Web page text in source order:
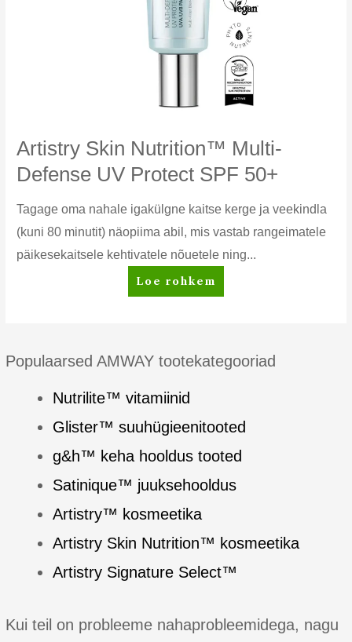
Artistry Skin Nutrition™ Multi-
Defense UV Protect SPF 50+
Tagage oma nahale igakülgne kaitse kerge ja veekindla
(kuni 80 minutit) näopiima abil, mis vastab rangeimatele
päikesekaitsele kehtivatele nõuetele ning...
Artistry
Skin
Defense
Protect
SPF
50+
Loe rohkem
Populaarsed AMWAY tootekategooriad
Nutrilite™ vitamiinid
Glister™ suuhügieenitooted
g&h™ keha hooldus tooted
Satinique™ juuksehooldus
Artistry™ kosmeetika
Artistry Skin Nutrition™ kosmeetika
Artistry Signature Select™
Kui teil on probleeme nahaprobleemidega, nagu